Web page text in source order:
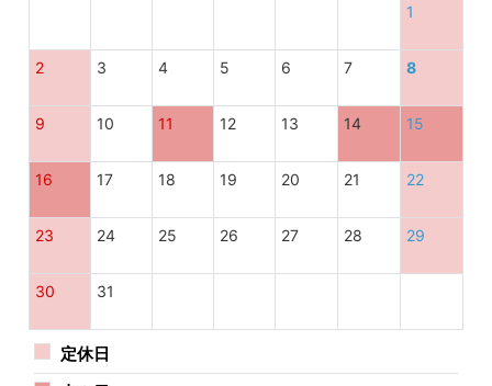
1
2 3 4 5 6 7 8
9 10 11 12 13 14 15
16 17 18 19 20 21 22
23 24 25 26 27 28 29
30 31
定休日